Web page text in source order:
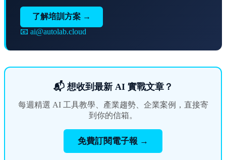
了解培訓方案 →
📧 ai@autolab.cloud
📬 想收到最新 AI 實戰文章？
每週精選 AI 工具教學、產業趨勢、企業案例，直接寄
到你的信箱。
免費訂閱電子報 →